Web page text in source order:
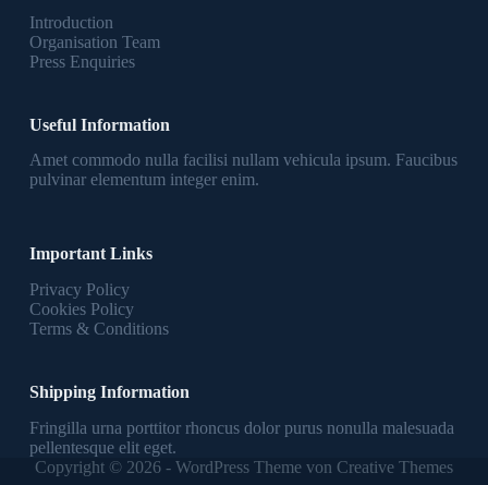
Introduction
Organisation Team
Press Enquiries
Useful Information
Amet commodo nulla facilisi nullam vehicula ipsum. Faucibus
pulvinar elementum integer enim.
Important Links
Privacy Policy
Cookies Policy
Terms & Conditions
Shipping Information
Fringilla urna porttitor rhoncus dolor purus nonulla malesuada
pellentesque elit eget.
Copyright © 2026 - WordPress Theme von Creative Themes